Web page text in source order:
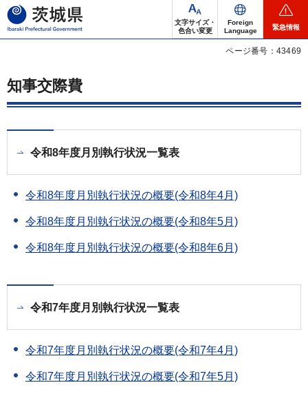
茨城県
文字サイズ・
色合い変更
Foreign
Language
緊急情報
ページ番号：43469
知事交際費
令和8年度月別執行状況一覧表
令和8年度月別執行状況の概要(令和8年4月)
令和8年度月別執行状況の概要(令和8年5月)
令和8年度月別執行状況の概要(令和8年6月)
令和7年度月別執行状況一覧表
令和7年度月別執行状況の概要(令和7年4月)
令和7年度月別執行状況の概要(令和7年5月)